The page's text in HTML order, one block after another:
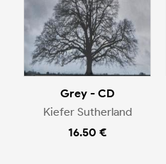
Grey - CD
Kiefer Sutherland
16.50 €